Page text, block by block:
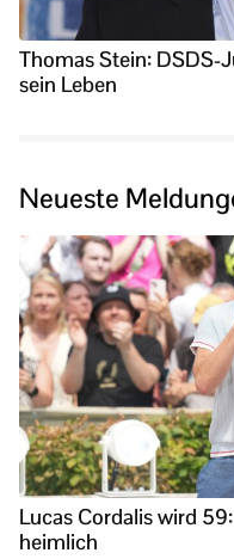
Thomas Stein:
sein Leben
Neueste
Lucas Cordalis wird
heimlich